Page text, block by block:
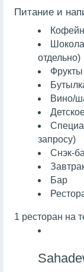
Питание и
отдельно)
Фрукты
Вино/
запросу)
Снэк-
Бар
1 ресторан на